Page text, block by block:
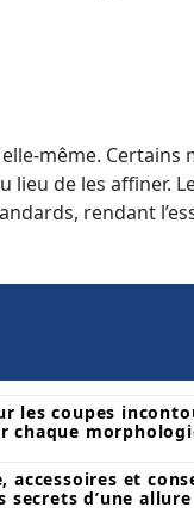
même. Certains
lieu de les affiner.
rendant
les coupes
chaque
accessoires et
secrets d’une